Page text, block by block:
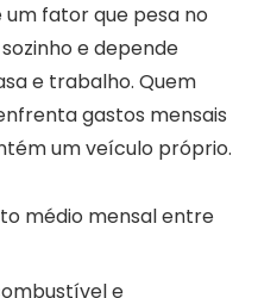
fator que pesa no
e depende
e trabalho. Quem
gastos mensais
um veículo próprio.
médio mensal entre
e